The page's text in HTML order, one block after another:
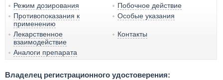
Режим дозирования
Побочное действие
Противопоказания к
применению
Особые указания
Лекарственное
взаимодействие
Контакты
Аналоги препарата
Владелец регистрационного удостоверения: